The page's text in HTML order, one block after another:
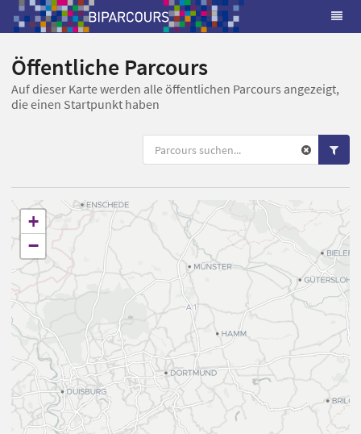
Öffentliche Parcours
Auf dieser Karte werden alle öffentlichen Parcours angezeigt,
die einen Startpunkt haben
+
−